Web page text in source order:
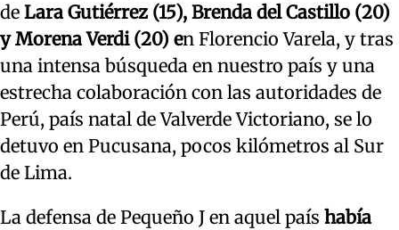
de Lara Gutiérrez (15), Brenda del Castillo (20)
y Morena Verdi (20) en Florencio Varela, y tras
una intensa búsqueda en nuestro país y una
estrecha colaboración con las autoridades de
Perú, país natal de Valverde Victoriano, se lo
detuvo en Pucusana, pocos kilómetros al Sur
de Lima.
La defensa de Pequeño J en aquel país había